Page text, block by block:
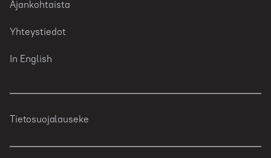
Ajankohtaista
Yhteystiedot
In English
Tietosuojalauseke